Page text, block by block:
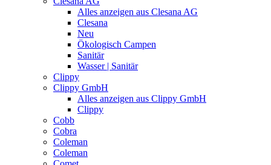
Alles anzeigen aus Clesana AG
Clesana
Neu
Ökologisch Campen
Sanitär
Wasser | Sanitär
Clippy
Clippy GmbH
Alles anzeigen aus Clippy GmbH
Clippy
Cobb
Cobra
Coleman
Coleman